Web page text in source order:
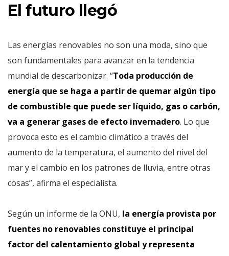
El futuro llegó
Las energías renovables no son una moda, sino que
son fundamentales para avanzar en la tendencia
mundial de descarbonizar. “Toda producción de
energía que se haga a partir de quemar algún tipo
de combustible que puede ser líquido, gas o carbón,
va a generar gases de efecto invernadero. Lo que
provoca esto es el cambio climático a través del
aumento de la temperatura, el aumento del nivel del
mar y el cambio en los patrones de lluvia, entre otras
cosas”, afirma el especialista.
Según un informe de la ONU, la energía provista por
fuentes no renovables constituye el principal
factor del calentamiento global y representa